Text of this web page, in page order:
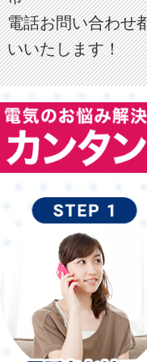
電話お問い合わせ
いいたします！